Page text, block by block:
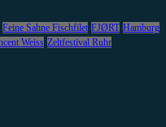
Feine Sahne Fischfilet FJØRT Hamburg
Weiss Zeltfestival Ruhr